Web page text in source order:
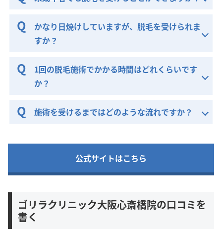
かなり日焼けしていますが、脱毛を受けられま
すか？
1回の脱毛施術でかかる時間はどれくらいです
か？
施術を受けるまではどのような流れですか？
公式サイトはこちら
ゴリラクリニック大阪心斎橋院の口コミを
書く